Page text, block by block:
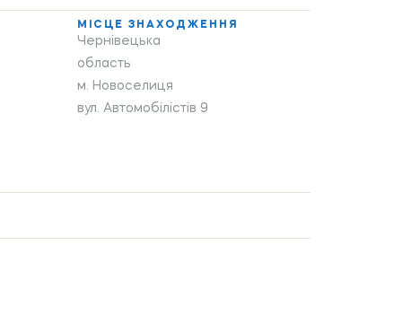
МІСЦЕ ЗНАХОДЖЕННЯ
Чернівецька
область
м. Новоселиця
вул. Автомобілістів 9